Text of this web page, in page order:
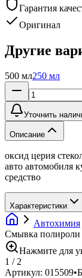
Гарантия
Оригинал
Другие
500 мл250 мл
Уточнить
Описание
оксид церия
авто автомобиля
средство
Характеристики
Автохимия
Смывка полироли
Нажмите для
1 / 2
Артикул: 015509•